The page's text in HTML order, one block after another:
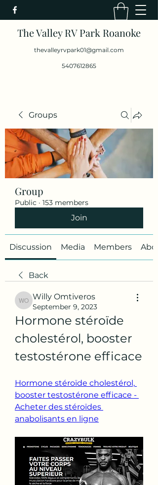
The Valley RV Park Roanoke
thevalleyrvpark01@gmail.com
5407612865
Groups
Group
Public · 153 members
Join
Discussion Media Members
Back
Willy Omtiveros
Willy Omtiveros
September 9, 2023
Hormone stéroïde
cholestérol, booster
testostérone efficace
Hormone stéroïde cholestérol,
booster testostérone efficace -
Acheter des stéroïdes
anabolisants en ligne